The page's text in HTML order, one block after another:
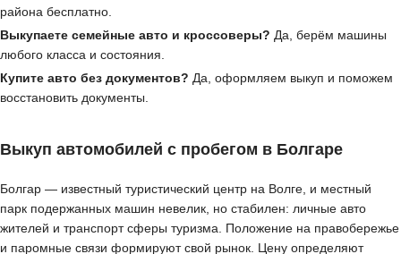
района бесплатно.
Выкупаете семейные авто и кроссоверы? Да, берём машины
любого класса и состояния.
Купите авто без документов? Да, оформляем выкуп и поможем
восстановить документы.
Выкуп автомобилей с пробегом в Болгаре
Болгар — известный туристический центр на Волге, и местный
парк подержанных машин невелик, но стабилен: личные авто
жителей и транспорт сферы туризма. Положение на правобережье
и паромные связи формируют свой рынок. Цену определяют